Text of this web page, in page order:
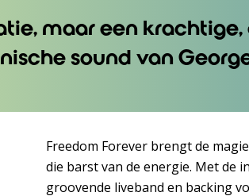
maar een
sound van
Freedom Forever brengt de
die barst van de energie. Met de
groovende liveband en backing